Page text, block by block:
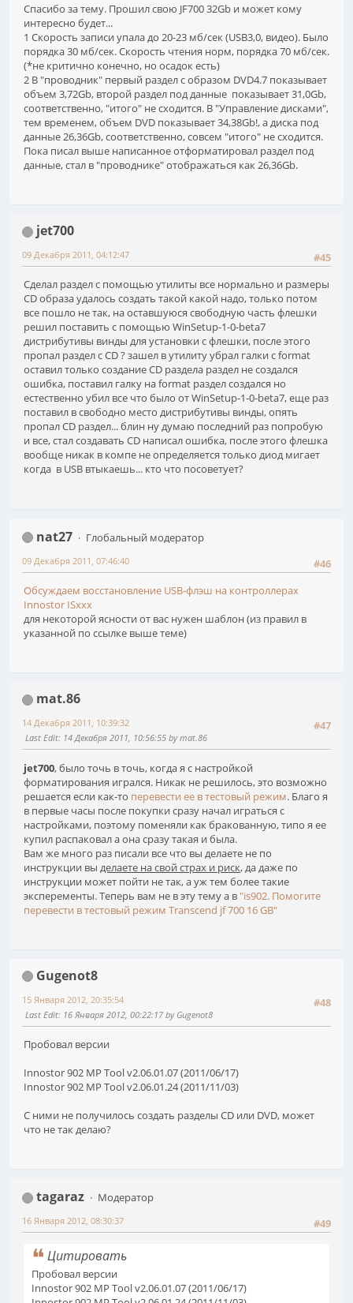
Спасибо за тему. Прошил свою JF700 32Gb и может кому
интересно будет...
1 Скорость записи упала до 20-23 мб/сек (USB3,0, видео). Было
порядка 30 мб/сек. Скорость чтения норм, порядка 70 мб/сек.
(*не критично конечно, но осадок есть)
2 В "проводник" первый раздел с образом DVD4.7 показывает
объем 3,72Gb, второй раздел под данные показывает 31,0Gb,
соответственно, "итого" не сходится. В "Управление дисками",
тем временем, объем DVD показывает 34,38Gb!, а диска под
данные 26,36Gb, соответственно, совсем "итого" не сходится.
Пока писал выше написанное отформатировал раздел под
данные, стал в "проводнике" отображаться как 26,36Gb.
jet700
#45
09 Декабря 2011, 04:12:47
Сделал раздел с помощью утилиты все нормально и размеры
CD образа удалось создать такой какой надо, только потом
все пошло не так, на оставшуюся свободную часть флешки
решил поставить с помощью WinSetup-1-0-beta7
дистрибутивы винды для установки с флешки, после этого
пропал раздел с CD ? зашел в утилиту убрал галки с format
оставил только создание CD раздела раздел не создался
ошибка, поставил галку на format раздел создался но
естественно убил все что было от WinSetup-1-0-beta7, еще раз
поставил в свободно место дистрибутивы винды, опять
пропал CD раздел... блин ну думаю последний раз попробую
и все, стал создавать CD написал ошибка, после этого флешка
вообще никак в компе не определяется только диод мигает
когда в USB втыкаешь... кто что посоветует?
nat27
Глобальный модератор
#46
09 Декабря 2011, 07:46:40
Обсуждаем восстановление USB-флэш на контроллерах
Innostor ISxxx
для некоторой ясности от вас нужен шаблон (из правил в
указанной по ссылке выше теме)
mat.86
#47
14 Декабря 2011, 10:39:32
Last Edit: 14 Декабря 2011, 10:56:55 by mat.86
jet700, было точь в точь, когда я с настройкой
форматирования игрался. Никак не решилось, это возможно
решается если как-то перевести ее в тестовый режим. Благо я
в первые часы после покупки сразу начал играться с
настройками, поэтому поменяли как бракованную, типо я ее
купил распаковал а она сразу такая и была.
Вам же много раз писали все что вы делаете не по
инструкции вы делаете на свой страх и риск, да даже по
инструкции может пойти не так, а уж тем более такие
эксперементы. Теперь вам не в эту тему а в "is902. Помогите
перевести в тестовый режим Transcend jf 700 16 GB"
Gugenot8
#48
15 Января 2012, 20:35:54
Last Edit: 16 Января 2012, 00:22:17 by Gugenot8
Пробовал версии
Innostor 902 MP Tool v2.06.01.07 (2011/06/17)
Innostor 902 MP Tool v2.06.01.24 (2011/11/03)
С ними не получилось создать разделы CD или DVD, может
что не так делаю?
tagaraz
Модератор
#49
16 Января 2012, 08:30:37
Цитировать
Пробовал версии
Innostor 902 MP Tool v2.06.01.07 (2011/06/17)